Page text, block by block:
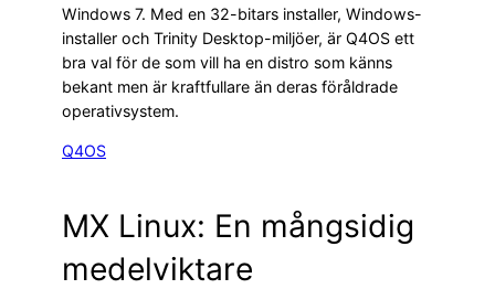
Windows 7. Med en 32-bitars installer, Windows-
installer och Trinity Desktop-miljöer, är Q4OS ett
bra val för de som vill ha en distro som känns
bekant men är kraftfullare än deras föråldrade
operativsystem.
Q4OS
MX Linux: En mångsidig
medelviktare